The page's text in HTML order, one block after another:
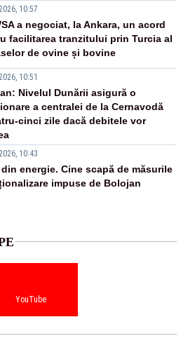
10:57
a negociat, la Ankara, un acord
facilitarea tranzitului prin Turcia al
de ovine și bovine
10:51
Nivelul Dunării asigură o
a centralei de la Cernavodă
cinci zile dacă debitele vor
10:43
din energie. Cine scapă de măsurile
impuse de Bolojan
YouTube